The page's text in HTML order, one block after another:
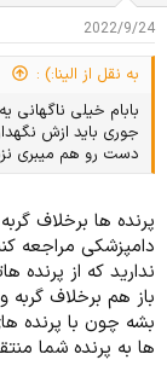
ت
:
2022/9/24
به نقل از الینا:) :
بابام خیلی
جوری باید ازش
دست رو هم میبری
پرنده ها برخلاف
دامپزشکی مراجعه
ندارید که از پرنده
باز هم برخلاف
بشه چون با پرنده
ها به پرنده شما